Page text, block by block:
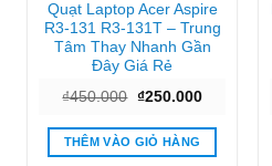
Quạt Laptop Acer Aspire
R3-131 R3-131T – Trung
Tâm Thay Nhanh Gần
Đây Giá Rẻ
₫450.000 Giá
là:
₫450.000.
₫250.000Giá
tại
₫250.000.
THÊM VÀO GIỎ HÀNG